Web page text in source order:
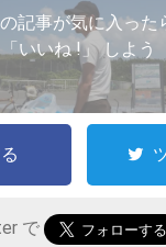
記事が気に入った
「いいね !」 しよう
で